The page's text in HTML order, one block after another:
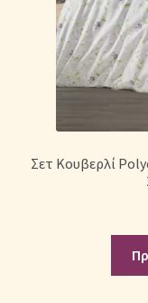
Σετ Κουβερλί